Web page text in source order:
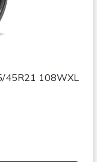
45R21 108WXL